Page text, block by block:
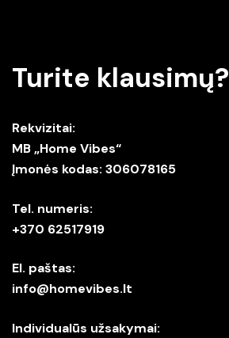
Turite klausimų?
Rekvizitai:
MB „Home Vibes“
Įmonės kodas: 306078165
Tel. numeris:
+370 62517919
El. paštas:
info@homevibes.lt
Individualūs užsakymai: